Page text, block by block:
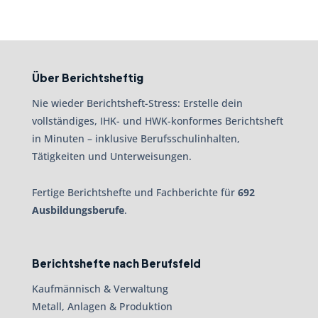
Über Berichtsheftig
Nie wieder Berichtsheft-Stress: Erstelle dein
vollständiges, IHK- und HWK-konformes Berichtsheft
in Minuten – inklusive Berufsschulinhalten,
Tätigkeiten und Unterweisungen.
Fertige Berichtshefte und Fachberichte für 692
Ausbildungsberufe.
Berichtshefte nach Berufsfeld
Kaufmännisch & Verwaltung
Metall, Anlagen & Produktion